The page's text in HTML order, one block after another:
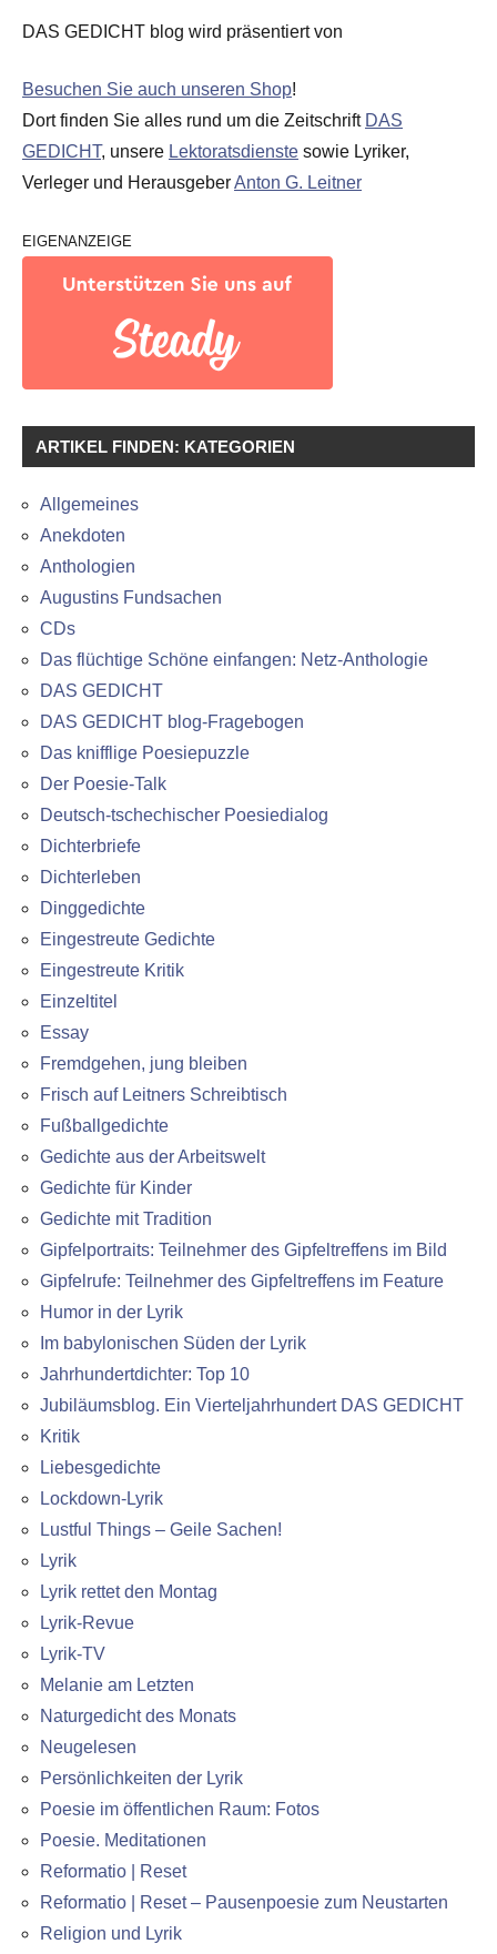
DAS GEDICHT blog wird präsentiert von
Besuchen Sie auch unseren Shop!
Dort finden Sie alles rund um die Zeitschrift DAS
GEDICHT, unsere Lektoratsdienste sowie Lyriker,
Verleger und HerausgeberAnton G. Leitner
EIGENANZEIGE
ARTIKEL FINDEN: KATEGORIEN
Allgemeines
Anekdoten
Anthologien
Augustins Fundsachen
CDs
Das flüchtige Schöne einfangen: Netz-Anthologie
DAS GEDICHT
DAS GEDICHT blog-Fragebogen
Das knifflige Poesiepuzzle
Der Poesie-Talk
Deutsch-tschechischer Poesiedialog
Dichterbriefe
Dichterleben
Dinggedichte
Eingestreute Gedichte
Eingestreute Kritik
Einzeltitel
Essay
Fremdgehen, jung bleiben
Frisch auf Leitners Schreibtisch
Fußballgedichte
Gedichte aus der Arbeitswelt
Gedichte für Kinder
Gedichte mit Tradition
Gipfelportraits: Teilnehmer des Gipfeltreffens im Bild
Gipfelrufe: Teilnehmer des Gipfeltreffens im Feature
Humor in der Lyrik
Im babylonischen Süden der Lyrik
Jahrhundertdichter: Top 10
Jubiläumsblog. Ein Vierteljahrhundert DAS GEDICHT
Kritik
Liebesgedichte
Lockdown-Lyrik
Lustful Things – Geile Sachen!
Lyrik
Lyrik rettet den Montag
Lyrik-Revue
Lyrik-TV
Melanie am Letzten
Naturgedicht des Monats
Neugelesen
Persönlichkeiten der Lyrik
Poesie im öffentlichen Raum: Fotos
Poesie. Meditationen
Reformatio | Reset
Reformatio | Reset – Pausenpoesie zum Neustarten
Religion und Lyrik